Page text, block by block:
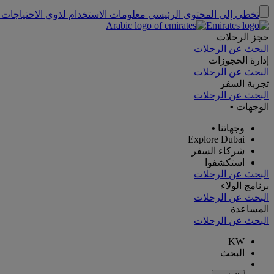
تخطي إلى المحتوى الرئيسي معلومات الاستخدام لذوي
حجز الرحلات
البحث عن الرحلات
إدارة الحجوزات
البحث عن الرحلات
تجربة السفر
البحث عن الرحلات
الوجهات •
وجهاتنا •
Explore Dubai
شركاء السفر
استكشفوا
البحث عن الرحلات
برنامج الولاء
البحث عن الرحلات
المساعدة
البحث عن الرحلات
KW
البحث